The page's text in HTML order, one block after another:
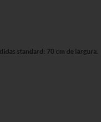
standard: 70 cm de largura.